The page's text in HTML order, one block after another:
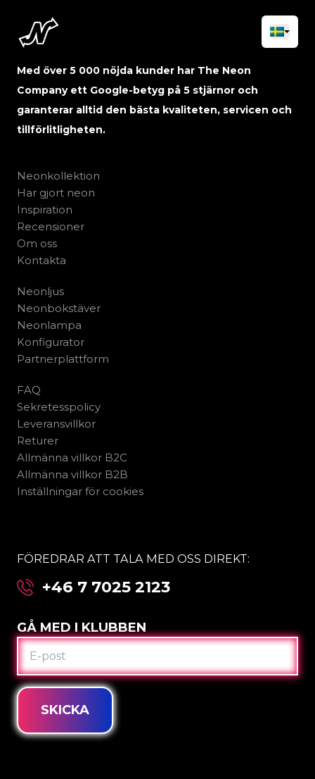
Med över 5 000 nöjda kunder har The Neon
Company ett Google-betyg på 5 stjärnor och
garanterar alltid den bästa kvaliteten, servicen och
tillförlitligheten.
Neonkollektion
Har gjort neon
Inspiration
Recensioner
Om oss
Kontakta
Neonljus
Neonbokstäver
Neonlampa
Konfigurator
Partnerplattform
FAQ
Sekretesspolicy
Leveransvillkor
Returer
Allmänna villkor B2C
Allmänna villkor B2B
Inställningar för cookies
FÖREDRAR ATT TALA MED OSS DIREKT:
+46 7 7025 2123
GÅ MED I KLUBBEN
E-
POST
SKICKA